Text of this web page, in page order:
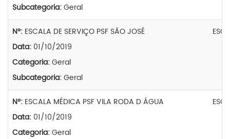
Subcategoria:Geral
Nº: ESCALA DE SERVIÇO PSF SÃO JOSÉ
Data: 01/10/2019
Categoria:Geral
Subcategoria:Geral
Nº: ESCALA MÉDICA PSF VILA RODA D ÁGUA
Data: 01/10/2019
Categoria:Geral